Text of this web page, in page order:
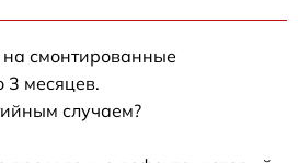
на смонтированные
месяцев.
случаем?